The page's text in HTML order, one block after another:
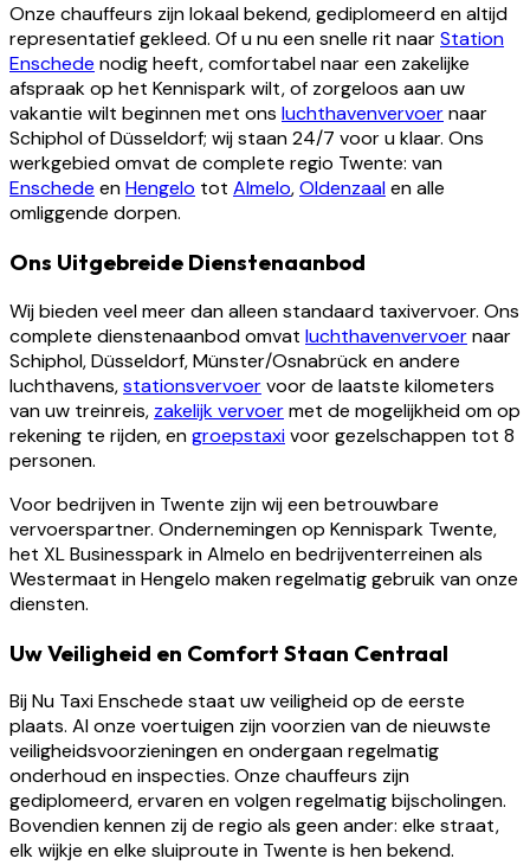
Onze chauffeurs zijn lokaal bekend, gediplomeerd en altijd
representatief gekleed. Of u nu een snelle rit naarStation
Enschede nodig heeft, comfortabel naar een zakelijke
afspraak op het Kennispark wilt, of zorgeloos aan uw
vakantie wilt beginnen met ons luchthavenvervoernaar
Schiphol of Düsseldorf; wij staan 24/7 voor u klaar. Ons
werkgebied omvat de complete regio Twente: van
Enschede enHengelo tot Almelo,Oldenzaalen alle
omliggende dorpen.
Ons Uitgebreide Dienstenaanbod
Wij bieden veel meer dan alleen standaard taxivervoer. Ons
complete dienstenaanbod omvat luchthavenvervoernaar
Schiphol, Düsseldorf, Münster/Osnabrück en andere
luchthavens,stationsvervoervoor de laatste kilometers
van uw treinreis, zakelijk vervoermet de mogelijkheid om op
rekening te rijden, engroepstaxivoor gezelschappen tot 8
personen.
Voor bedrijven in Twente zijn wij een betrouwbare
vervoerspartner. Ondernemingen op Kennispark Twente,
het XL Businesspark in Almelo en bedrijventerreinen als
Westermaat in Hengelo maken regelmatig gebruik van onze
diensten.
Uw Veiligheid en Comfort Staan Centraal
Bij Nu Taxi Enschede staat uw veiligheid op de eerste
plaats. Al onze voertuigen zijn voorzien van de nieuwste
veiligheidsvoorzieningen en ondergaan regelmatig
onderhoud en inspecties. Onze chauffeurs zijn
gediplomeerd, ervaren en volgen regelmatig bijscholingen.
Bovendien kennen zij de regio als geen ander: elke straat,
elk wijkje en elke sluiproute in Twente is hen bekend.